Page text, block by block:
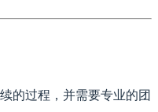
的过程，并需要专业的团